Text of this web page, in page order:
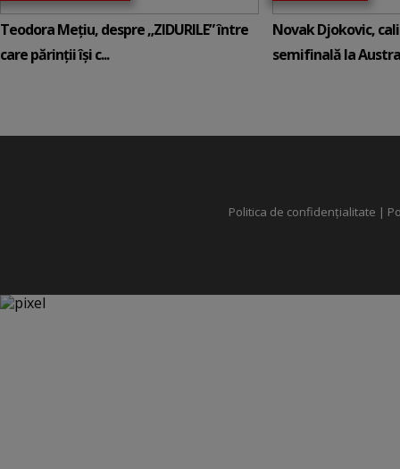
Teodora Mețiu, despre „ZIDURILE” între
care părinții își c...
Novak Djokovic,
semifinală la
Politica de confidențialitate |